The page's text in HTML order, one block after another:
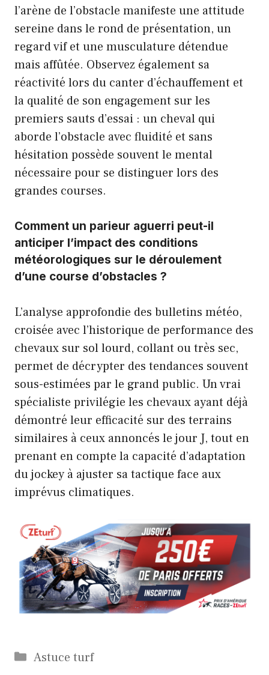
l’arène de l’obstacle manifeste une attitude
sereine dans le rond de présentation, un
regard vif et une musculature détendue
mais affûtée. Observez également sa
réactivité lors du canter d’échauffement et
la qualité de son engagement sur les
premiers sauts d’essai : un cheval qui
aborde l’obstacle avec fluidité et sans
hésitation possède souvent le mental
nécessaire pour se distinguer lors des
grandes courses.
Comment un parieur aguerri peut-il
anticiper l’impact des conditions
météorologiques sur le déroulement
d’une course d’obstacles ?
L’analyse approfondie des bulletins météo,
croisée avec l’historique de performance des
chevaux sur sol lourd, collant ou très sec,
permet de décrypter des tendances souvent
sous-estimées par le grand public. Un vrai
spécialiste privilégie les chevaux ayant déjà
démontré leur efficacité sur des terrains
similaires à ceux annoncés le jour J, tout en
prenant en compte la capacité d’adaptation
du jockey à ajuster sa tactique face aux
imprévus climatiques.
Catégories
Astuce turf